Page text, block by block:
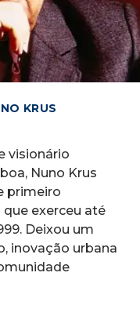
KRUS
visionário
Nuno Krus
primeiro
que exerceu até
Deixou um
inovação urbana